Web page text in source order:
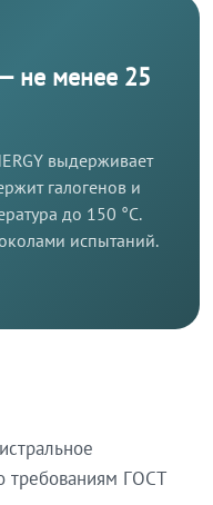
не менее 25
выдерживает
галогенов и
до 150 °C.
испытаний.
требованиям ГОСТ